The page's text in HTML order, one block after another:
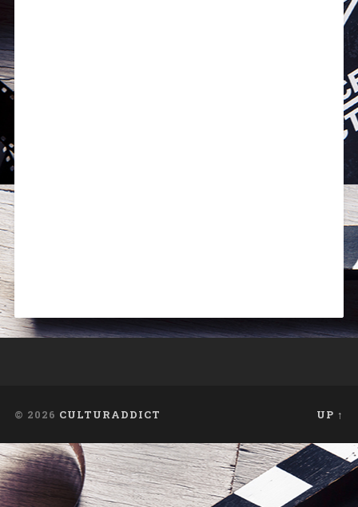
© 2026 CULTURADDICT UP ↑